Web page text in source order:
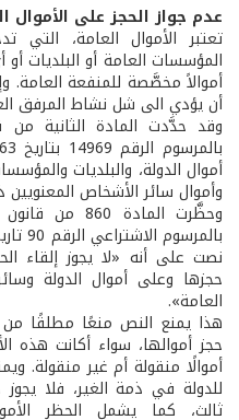
عدم جواز الحجز على الأموال
تعتبر الأموال العامة، التي
المؤسسات العامة أو البلديات
أموالاً مخصَّصة للمنفعة العامة.
أن يؤدي الى شل نشاط المرفق
وقد حدَّدت المادة الثانية من
أموال الدولة، والبلديات
وأموال سائر الأشخاص
وحظَّرت المادة
نصت على أنه «لا يجوز إلقاء
حجزها وعلى أموال الدولة
العامة».
هذا يمنع النص منعًا مطلقًا من
حجز أموالها، سواء أكانت هذه
أموالًا منقولة أم غير منقولة.
للدولة في ذمة الغير، فلا
ثالث، كما يشمل الحظر